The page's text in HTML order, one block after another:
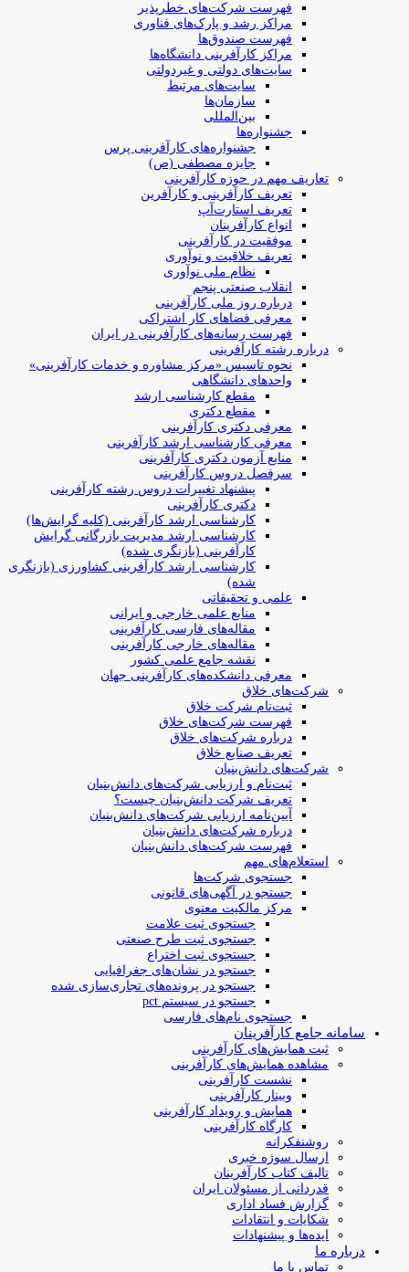
فهرست شرکت‌های خطرپذیر
مراکز رشد و پارک‌های فناوری
فهرست صندوق‌ها
مراکز کارآفرینی دانشگاه‌ها
سایت‌های دولتی و غیردولتی
سایت‌های مرتبط
سازمان‌ها
بین‌المللی
جشنواره‌ها
جشنواره‌های کارآفرینی‌ پرس
جایزه مصطفی (ص)
تعاریف مهم در حوزه کارآفرینی
تعریف کارآفرینی و کارآفرین
تعریف استارت‌آپ
انواع کارآفرینان
موفقیت در کارآفرینی
تعریف خلاقیت و نوآوری
نظام ملی نوآوری
انقلاب صنعتی پنجم
درباره روز ملی کارآفرینی
معرفی فضاهای کار اشتراکی
فهرست رسانه‌های کارآفرینی در ایران
درباره رشته کارآفرینی
نحوه تاسیس «مرکز مشاوره و خدمات کارآفرینی»
واحدهای دانشگاهی
مقطع کارشناسی ارشد
مقطع دکتری
معرفی دکتری کارآفرینی
معرفی کارشناسی ارشد کارآفرینی
منابع آزمون دکتری کارآفرینی
سرفصل دروس کارآفرینی
پیشنهاد تغییرات دروس رشته کارآفرینی
دکتری کارآفرینی
کارشناسی ارشد کارآفرینی (کلیه گرایش‌ها)
کارشناسی ارشد مدیریت بازرگانی گرایش
کارآفرینی (بازنگری شده)
کارشناسی ارشد کارآفرینی کشاورزی (بازنگری
شده)
علمی و تحقیقاتی
منابع علمی خارجی و ایرانی
مقاله‌های فارسی کارآفرینی
مقاله‌های خارجی کارآفرینی
نقشه جامع علمی کشور
معرفی دانشکده‌های کارآفرینی جهان
شرکت‌های خلاق
ثبت‌نام شرکت خلاق
فهرست شرکت‌های خلاق
درباره شرکت‌های خلاق
تعریف صنایع خلاق
شرکت‌های دانش‌بنیان
ثبت‌نام و ارزیابی شرکت‌های دانش‌بنیان
تعریف شرکت دانش‌بنیان چیست؟
آیین‌نامه ارزیابی شرکت‌های دانش‌بنیان
درباره شرکت‌های دانش‌بنیان
فهرست شرکت‌های دانش‌بنیان
استعلام‌های مهم
جستجوی شرکت‌ها
جستجو در آگهی‌های قانونی
مرکز مالکیت معنوی
جستجوی ثبت علامت
جستجوی ثبت طرح صنعتی
جستجوی ثبت اختراع
جستجو در نشان‌های جغرافیایی
جستجو در پرونده‌های تجاری‌سازی شده
جستجو در سیستم pct
جستجوی نام‌های فارسی
سامانه جامع کارآفرینان
ثبت همایش‌های کارآفرینی
مشاهده همایش‌های کارآفرینی
نشست کارآفرینی
وبینار کارآفرینی
همایش و رویداد کارآفرینی
کارگاه کارآفرینی
روشنفکرانه
ارسال سوژه‌ خبری
تالیف کتاب کارآفرینان
قدردانی از مسئولان ایران
گزارش فساد اداری
شکایات و انتقادات
ایده‌ها و پیشنهادات
درباره ما
تماس با ما